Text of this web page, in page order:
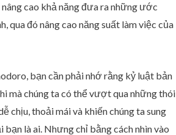
cao khả năng đưa ra những ước
qua đó nâng cao năng suất làm việc của
bạn cần phải nhớ rằng kỷ luật bản
mà chúng ta có thể vượt qua những thói
chịu, thoải mái và khiến chúng ta sung
là ai. Nhưng chỉ bằng cách nhìn vào